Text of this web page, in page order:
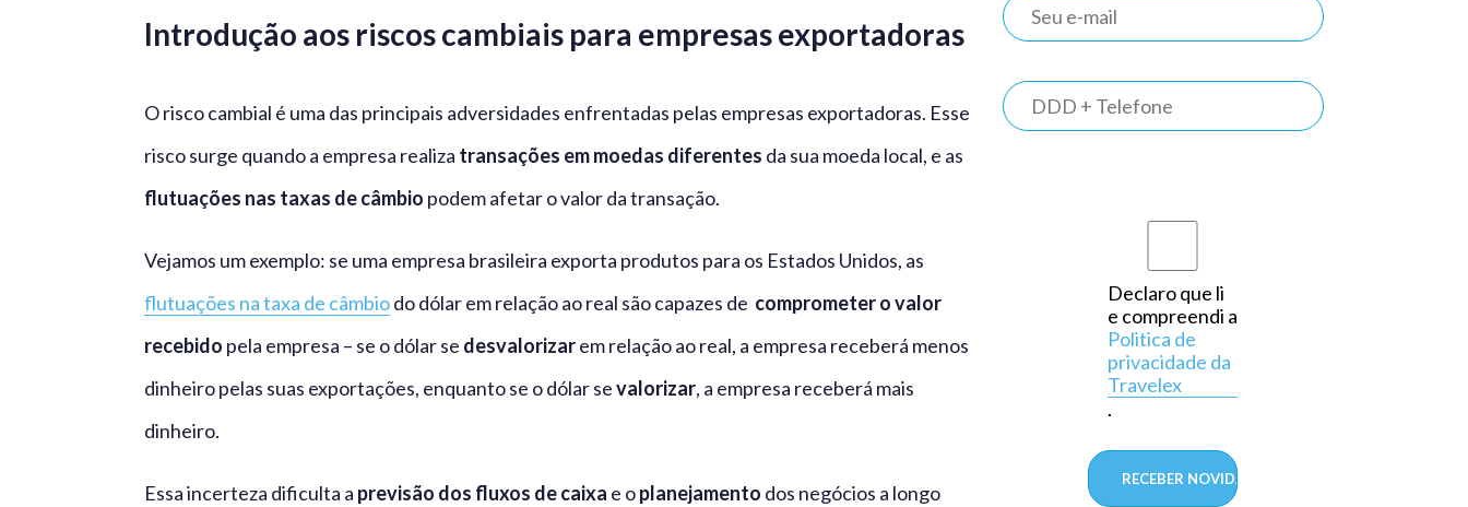
Introdução aos riscos cambiais para empresas exportadoras
O risco cambial é uma das principais adversidades enfrentadas pelas empresas exportadoras. Esse
risco surge quando a empresa realiza transações em moedas diferentes da sua moeda local, e as
flutuações nas taxas de câmbio podem afetar o valor da transação.
Vejamos um exemplo: se uma empresa brasileira exporta produtos para os Estados Unidos, as
flutuações na taxa de câmbiodo dólar em relação ao real são capazes de comprometer o valor
recebido pela empresa – se o dólar se desvalorizarem relação ao real, a empresa receberá menos
dinheiro pelas suas exportações, enquanto se o dólar sevalorizar, a empresa receberá mais
dinheiro.
Essa incerteza dificulta a previsão dos fluxos de caixa e oplanejamento dos negócios a longo
Declaro que li
e compreendi a
Politica de
privacidade da
Travelex
.
TRAVELEX
BANK
primeiro
banco do
país a
operar
exclusivamente
em
aprovado
pelo